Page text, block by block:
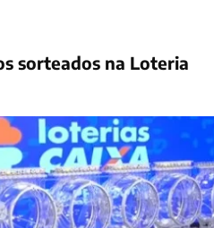
sorteados na Loteria